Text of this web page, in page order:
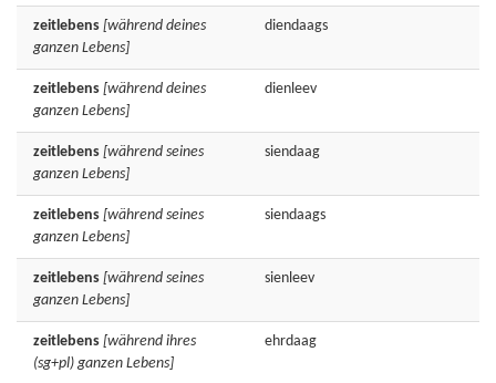
zeitlebens [während deines
ganzen Lebens]
diendaags
zeitlebens [während deines
ganzen Lebens]
dienleev
zeitlebens [während seines
ganzen Lebens]
siendaag
zeitlebens [während seines
ganzen Lebens]
siendaags
zeitlebens [während seines
ganzen Lebens]
sienleev
zeitlebens [während ihres
(sg+pl) ganzen Lebens]
ehrdaag